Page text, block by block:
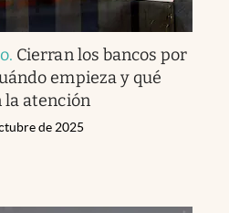
. Cierran los bancos por
empieza y qué
la atención
de 2025